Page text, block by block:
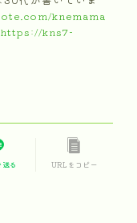
knemama
https://kns7-
る URLをコピー